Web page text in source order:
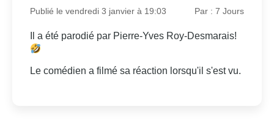
Publié le vendredi 3 janvier à 19:03 Par : 7 Jours
Il a été parodié par Pierre-Yves Roy-Desmarais!
Le comédien a filmé sa réaction lorsqu'il s'est vu.